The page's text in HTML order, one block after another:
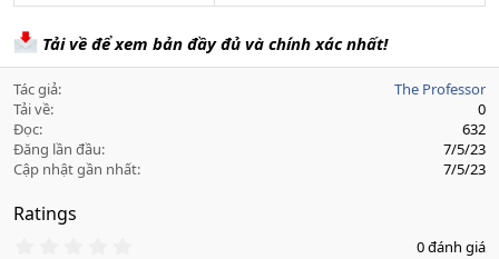
Tải về để xem bản đầy đủ và chính xác nhất!
Tác giả
The Professor
Tải về
0
Đọc
632
Đăng lần đầu
7/5/23
Cập nhật gần nhất
7/5/23
Ratings
0 đánh giá